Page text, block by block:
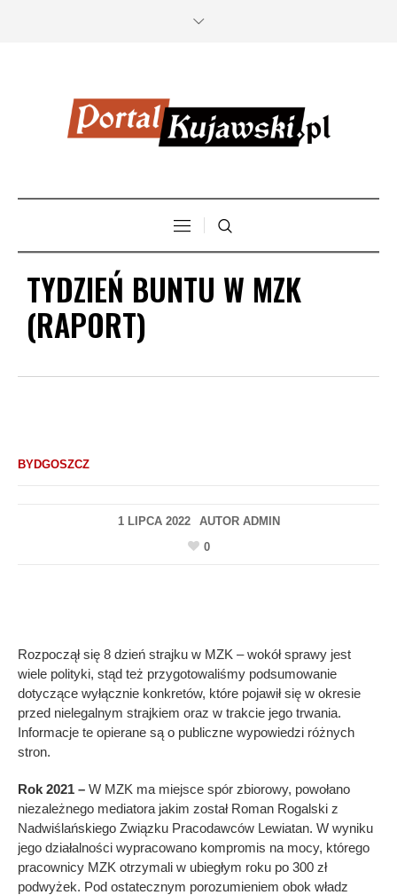
TYDZIEŃ BUNTU W MZK
(RAPORT)
BYDGOSZCZ
1 LIPCA 2022 AUTOR ADMIN
0
Rozpoczął się 8 dzień strajku w MZK – wokół sprawy jest
wiele polityki, stąd też przygotowaliśmy podsumowanie
dotyczące wyłącznie konkretów, które pojawił się w okresie
przed nielegalnym strajkiem oraz w trakcie jego trwania.
Informacje te opierane są o publiczne wypowiedzi różnych
stron.
Rok 2021 – W MZK ma miejsce spór zbiorowy, powołano
niezależnego mediatora jakim został Roman Rogalski z
Nadwiślańskiego Związku Pracodawców Lewiatan. W wyniku
jego działalności wypracowano kompromis na mocy, którego
pracownicy MZK otrzymali w ubiegłym roku po 300 zł
podwyżek. Pod ostatecznym porozumieniem obok władz